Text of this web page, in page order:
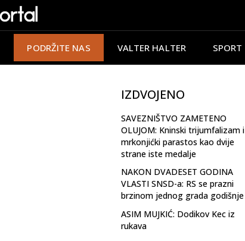
PODRŽITE NAS VALTER HALTER SPORT
IZDVOJENO
SAVEZNIŠTVO ZAMETENO
OLUJOM: Kninski trijumfalizam i
mrkonjićki parastos kao dvije
strane iste medalje
NAKON DVADESET GODINA
VLASTI SNSD-a: RS se prazni
brzinom jednog grada godišnje
ASIM MUJKIĆ: Dodikov Kec iz
rukava